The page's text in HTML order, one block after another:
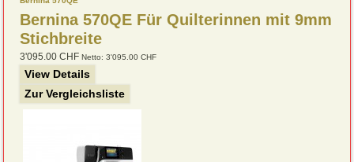
Bernina 570QE Für Quilterinnen mit 9mm
Stichbreite
3'095.00 CHF Netto: 3'095.00 CHF
View Details
Zur Vergleichsliste